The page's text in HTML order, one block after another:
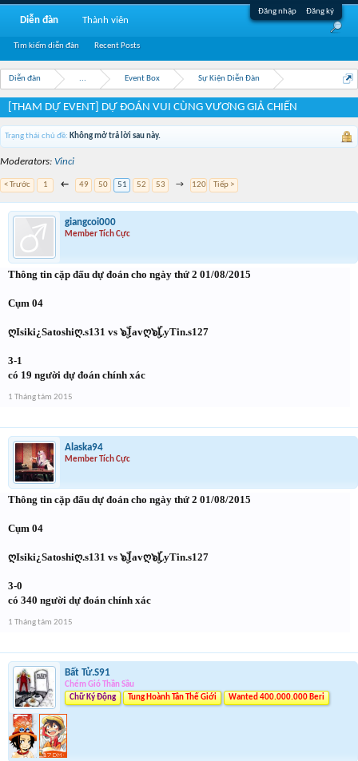
Đăng nhập Đăng ký
Diễn đàn ... Event Box Sự Kiện Diễn Đàn
[THAM DỰ EVENT] DỰ ĐOÁN VUI CÙNG VƯƠNG GIẢ CHIẾN
Trạng thái chủ đề: Không mở trả lời sau này.
Moderators: Vinci
< Trước 1 ← 49 50 51 52 53 → 120 Tiếp >
giangcoi000
Member Tích Cực
Thông tin cặp đấu dự đoán cho ngày thứ 2 01/08/2015
Cụm 04
ღIsiki¿Satoshiღ.s131 vs ๖ۣۜJavღ๖ۣۜLyTin.s127
3-1
có 19 người dự đoán chính xác
1 Tháng tám 2015
Alaska94
Member Tích Cực
Thông tin cặp đấu dự đoán cho ngày thứ 2 01/08/2015
Cụm 04
ღIsiki¿Satoshiღ.s131 vs ๖ۣۜJavღ๖ۣۜLyTin.s127
3-0
có 340 người dự đoán chính xác
1 Tháng tám 2015
Bất Tử.S91
Chém Gió Thần Sầu
Chữ Ký Động
Tung Hoành Tân Thế Giới Wanted 400.000.000 Beri
Diễn đàn
Tìm kiếm diễn đàn Recent Posts
Thành viên